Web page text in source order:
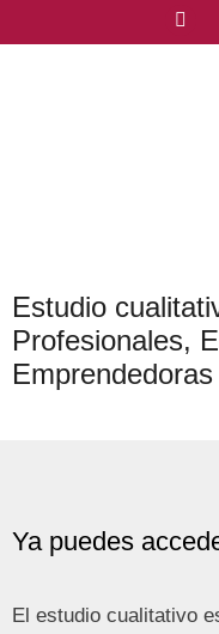
Estudio
Profesionales,
Ya puedes
El estudio cualitativo